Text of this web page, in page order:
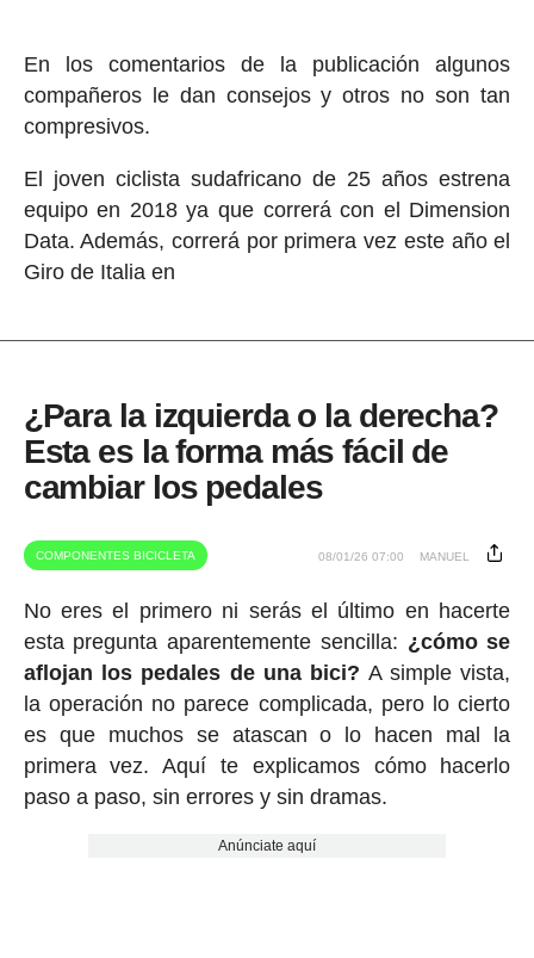
En los comentarios de la publicación algunos
compañeros le dan consejos y otros no son tan
compresivos.
El joven ciclista sudafricano de 25 años estrena
equipo en 2018 ya que correrá con el Dimension
Data. Además, correrá por primera vez este año el
Giro de Italia en
¿Para la izquierda o la derecha?
Esta es la forma más fácil de
cambiar los pedales
COMPONENTES BICICLETA 08/01/26 07:00 MANUEL
No eres el primero ni serás el último en hacerte
esta pregunta aparentemente sencilla: ¿cómo se
aflojan los pedales de una bici? A simple vista,
la operación no parece complicada, pero lo cierto
es que muchos se atascan o lo hacen mal la
primera vez. Aquí te explicamos cómo hacerlo
paso a paso, sin errores y sin dramas.
Anúnciate aquí